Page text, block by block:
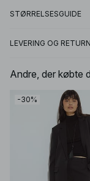
STØRRELSESGUIDE
LEVERING OG
Andre, der købte
-30%